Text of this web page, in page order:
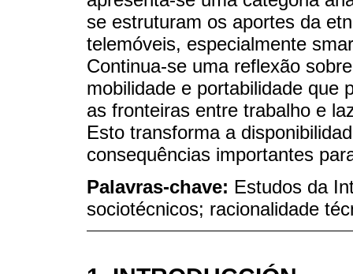
se estruturam os aportes da
telemóveis, especialmente
Continua-se uma reflexão
mobilidade e portabilidade que
as fronteiras entre trabalho e
Esto transforma a
consequências importantes
Palavras-chave: Estudos da
sociotécnicos; racionalidade